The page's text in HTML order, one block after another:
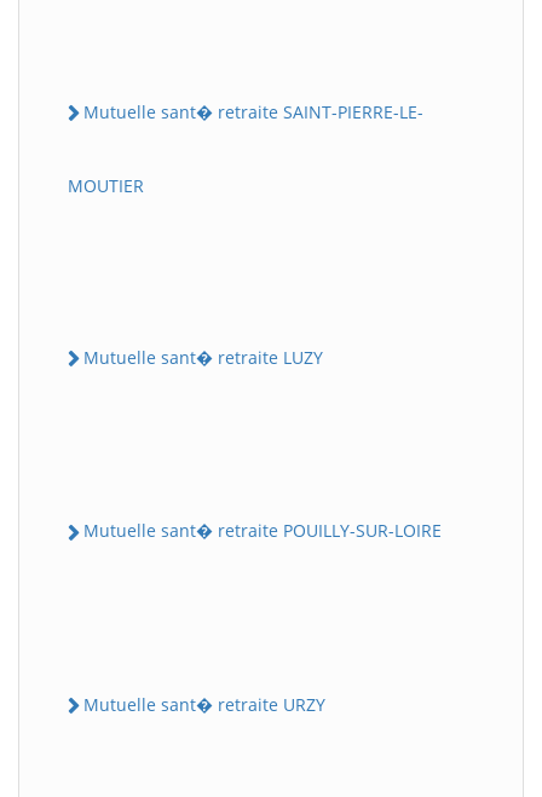
Mutuelle sant� retraite SAINT-PIERRE-LE-
MOUTIER
Mutuelle sant� retraite LUZY
Mutuelle sant� retraite POUILLY-SUR-LOIRE
Mutuelle sant� retraite URZY